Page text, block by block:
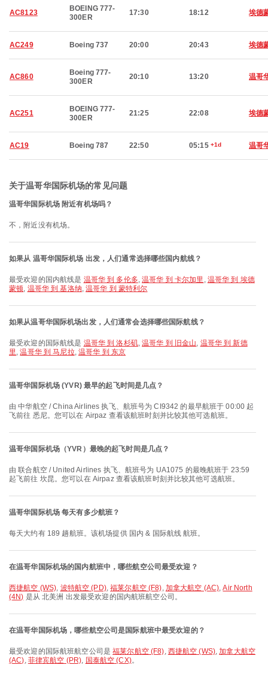
AC8123
BOEING 777-
300ER
17:30 18:12 埃德
AC249 Boeing 737 20:00 20:43 埃德
AC860
Boeing 777-
300ER
20:10 13:20 温哥
AC251
BOEING 777-
300ER
21:25 22:08 埃德
AC19 Boeing 787 22:50 05:15 +1d 温哥
关于温哥华国际机场的常见问题
温哥华国际机场 附近有机场吗？
不，附近没有机场。
如果从 温哥华国际机场 出发，人们通常选择哪些国内航线？
最受欢迎的国内航线是 温哥华 到 多伦多,温哥华 到 卡尔加里 , 温哥华 到 埃德
蒙顿, 温哥华 到 基洛纳,温哥华 到 蒙特利尔
如果从温哥华国际机场出发，人们通常会选择哪些国际航线？
最受欢迎的国际航线是 温哥华 到 洛杉矶,温哥华 到 旧金山, 温哥华 到 新德
里,温哥华 到 马尼拉, 温哥华 到 东京
温哥华国际机场 (YVR) 最早的起飞时间是几点？
由 中华航空 / China Airlines 执飞、航班号为 CI9342 的最早航班于 00:00 起
飞前往 悉尼。您可以在 Airpaz 查看该航班时刻并比较其他可选航班。
温哥华国际机场（YVR）最晚的起飞时间是几点？
由 联合航空 / United Airlines 执飞、航班号为 UA1075 的最晚航班于 23:59
起飞前往 坎昆。您可以在 Airpaz 查看该航班时刻并比较其他可选航班。
温哥华国际机场 每天有多少航班？
每天大约有 189 趟航班。该机场提供 国内 & 国际航线 航班。
在温哥华国际机场的国内航班中，哪些航空公司最受欢迎？
西捷航空 (WS), 波特航空 (PD),福莱尔航空 (F8), 加拿大航空 (AC),Air North
(4N) 是从 北美洲 出发最受欢迎的国内航班航空公司。
在温哥华国际机场，哪些航空公司是国际航班中最受欢迎的？
最受欢迎的国际航班航空公司是福莱尔航空 (F8), 西捷航空 (WS),加拿大航空
(AC), 菲律宾航空 (PR), 国泰航空 (CX)。